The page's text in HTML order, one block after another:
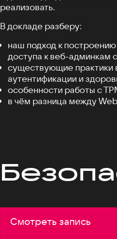
реализовать.
В докладе разберу:
наш подход к
доступа к веб-админкам
существующие
аутентификации и
особенности работы c
в чём разница между
Смотреть запись